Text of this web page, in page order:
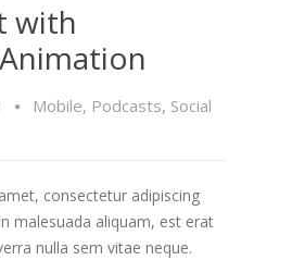
with
Mobile, Podcasts, Social
consectetur adipiscing
malesuada aliquam, est erat
nulla sem vitae neque.